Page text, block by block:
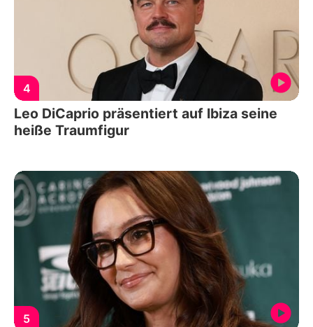
4
Leo DiCaprio präsentiert auf Ibiza seine
heiße Traumfigur
5